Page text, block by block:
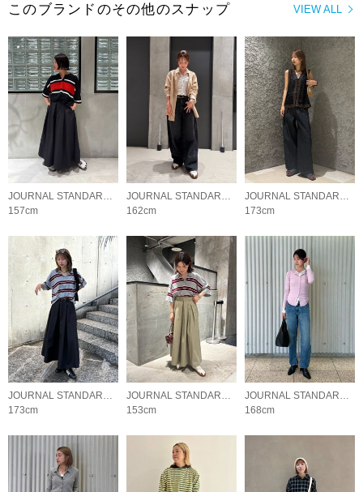
VIEW ALL
このブランドのその他のスナップ
JOURNAL STANDARD LADYS
157cm
JOURNAL STANDARD LADYS
162cm
JOURNAL STANDARD LADYS
173cm
JOURNAL STANDARD LADYS
173cm
JOURNAL STANDARD LADYS
153cm
JOURNAL STANDARD LADYS
168cm